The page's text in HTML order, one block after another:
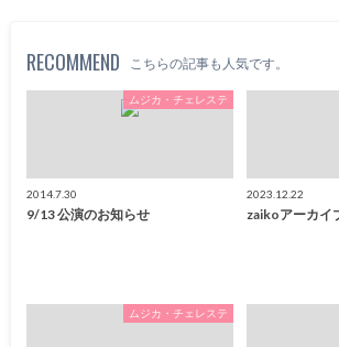
RECOMMEND こちらの記事も人気です。
ムジカ・チェレステ
2014.7.30
9/13 公演のお知らせ
2023.12.22
zaikoアーカイ
ムジカ・チェレステ